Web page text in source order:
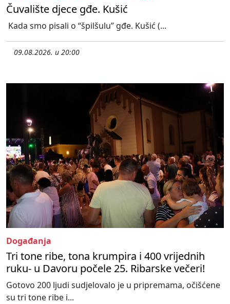
Čuvalište djece gđe. Kušić
Kada smo pisali o “špilšulu” gđe. Kušić (...
09.08.2026. u 20:00
Događanja
Tri tone ribe, tona krumpira i 400 vrijednih
ruku- u Davoru počele 25. Ribarske večeri!
Gotovo 200 ljudi sudjelovalo je u pripremama, očišćene
su tri tone ribe i...